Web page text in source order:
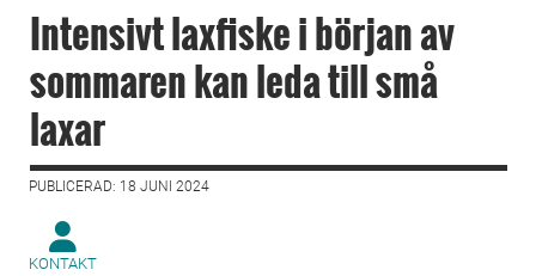
Intensivt laxfiske i början av
sommaren kan leda till små
laxar
PUBLICERAD: 18 JUNI 2024
KONTAKT